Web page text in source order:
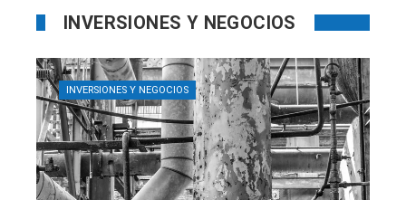
INVERSIONES Y NEGOCIOS
INVERSIONES Y NEGOCIOS